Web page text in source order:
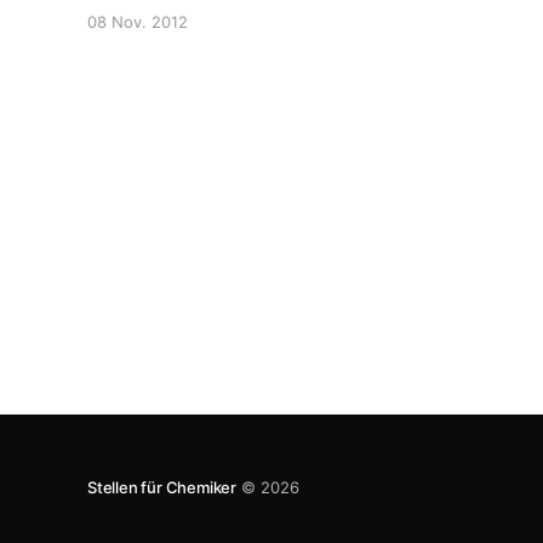
08 Nov. 2012
Stellen für Chemiker © 2026